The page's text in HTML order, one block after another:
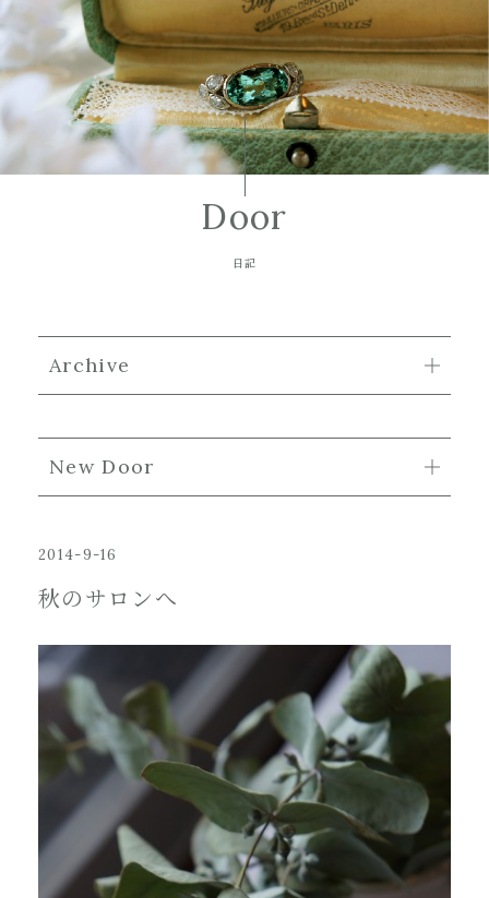
Door
日記
Archive
New Door
2014-9-16
秋のサロンへ